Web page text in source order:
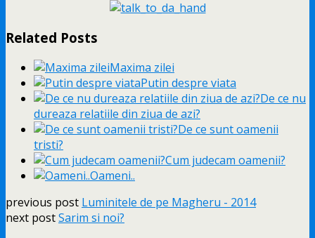
Related Posts
Maxima zilei
Putin despre viata
De ce nu
dureaza relatiile din ziua de azi?
De ce sunt oamenii
tristi?
Cum judecam oamenii?
Oameni..
previous post Luminitele de pe Magheru - 2014
next postSarim si noi?